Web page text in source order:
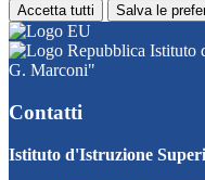
Accetta tutti Salva le
Istituto
G. Marconi"
Contatti
Istituto d'Istruzione